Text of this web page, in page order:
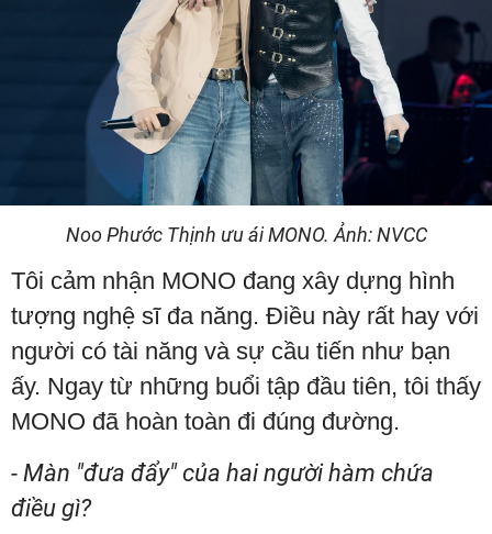
Noo Phước Thịnh ưu ái MONO. Ảnh: NVCC
Tôi cảm nhận MONO đang xây dựng hình
tượng nghệ sĩ đa năng. Điều này rất hay với
người có tài năng và sự cầu tiến như bạn
ấy. Ngay từ những buổi tập đầu tiên, tôi thấy
MONO đã hoàn toàn đi đúng đường.
- Màn "đưa đẩy" của hai người hàm chứa
điều gì?